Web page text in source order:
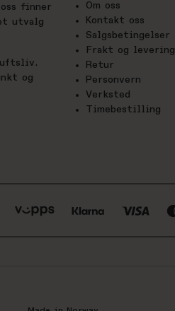
finner
utvalg
og
Om oss
Kontakt oss
Salgsbetingelser
Frakt og levering
Retur
Personvern
Verksted
Timebestilling